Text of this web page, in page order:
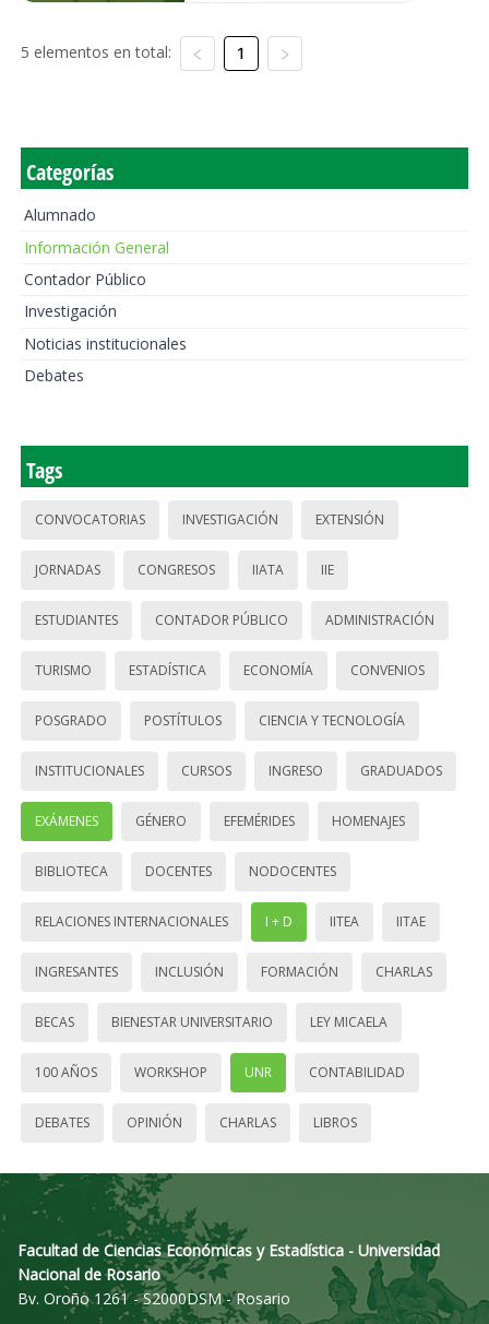
5 elementos en total: 1
Categorías
Alumnado
Información General
Contador Público
Investigación
Noticias institucionales
Debates
Tags
CONVOCATORIAS INVESTIGACIÓN EXTENSIÓN
JORNADAS CONGRESOS IIATA IIE
ESTUDIANTES CONTADOR PÚBLICO ADMINISTRACIÓN
TURISMO ESTADÍSTICA ECONOMÍA CONVENIOS
POSGRADO POSTÍTULOS CIENCIA Y TECNOLOGÍA
INSTITUCIONALES CURSOS INGRESO GRADUADOS
EXÁMENES GÉNERO EFEMÉRIDES HOMENAJES
BIBLIOTECA DOCENTES NODOCENTES
RELACIONES INTERNACIONALES I + D IITEA IITAE
INGRESANTES INCLUSIÓN FORMACIÓN CHARLAS
BECAS BIENESTAR UNIVERSITARIO LEY MICAELA
100 AÑOS WORKSHOP UNR CONTABILIDAD
DEBATES OPINIÓN CHARLAS LIBROS
Facultad de Ciencias Económicas y Estadística - Universidad
Nacional de Rosario
Bv. Oroño 1261 - S2000DSM - Rosario